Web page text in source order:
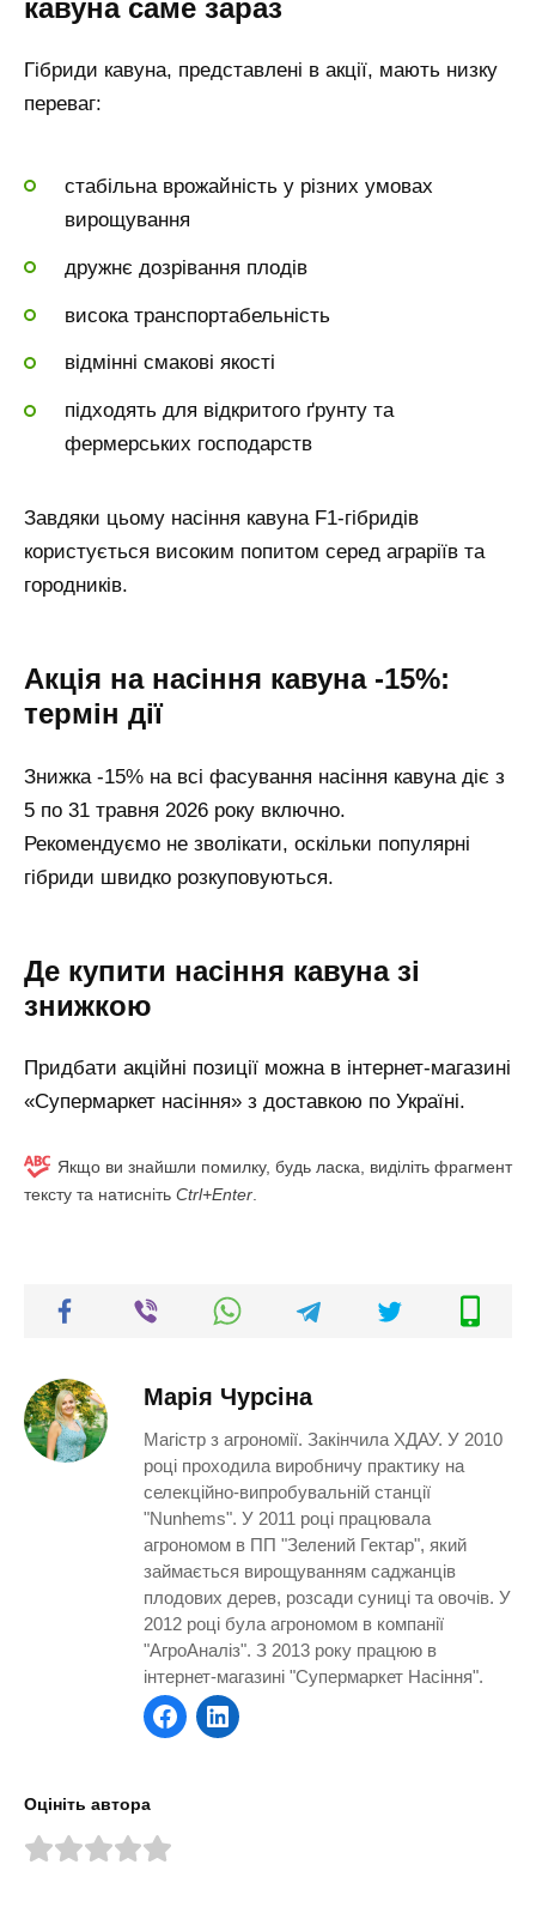
кавуна саме зараз
Гібриди кавуна, представлені в акції, мають низку
переваг:
стабільна врожайність у різних умовах
вирощування
дружнє дозрівання плодів
висока транспортабельність
відмінні смакові якості
підходять для відкритого ґрунту та
фермерських господарств
Завдяки цьому насіння кавуна F1-гібридів
користується високим попитом серед аграріїв та
городників.
Акція на насіння кавуна -15%:
термін дії
Знижка -15% на всі фасування насіння кавуна діє з
5 по 31 травня 2026 року включно.
Рекомендуємо не зволікати, оскільки популярні
гібриди швидко розкуповуються.
Де купити насіння кавуна зі
знижкою
Придбати акційні позиції можна в інтернет-магазині
«Супермаркет насіння» з доставкою по Україні.
Якщо ви знайшли помилку, будь ласка, виділіть фрагмент
тексту та натисніть Ctrl+Enter
Марія Чурсіна
Магістр з агрономії. Закінчила ХДАУ. У 2010
році проходила виробничу практику на
селекційно-випробувальній станції
"Nunhems". У 2011 році працювала
агрономом в ПП "Зелений Гектар", який
займається вирощуванням саджанців
плодових дерев, розсади суниці та овочів. У
2012 році була агрономом в компанії
"АгроАналіз". З 2013 року працюю в
інтернет-магазині "Супермаркет Насіння".
Оцініть автора